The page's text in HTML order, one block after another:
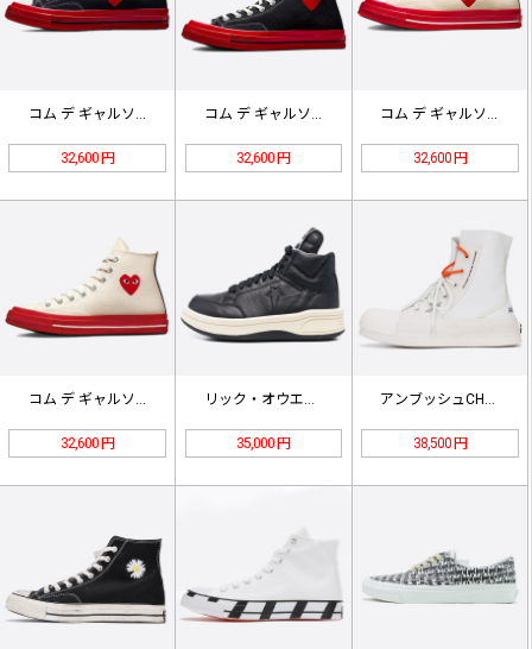
32,600 円 32,600 円 32,600 円
コム デ ギャルソン プレイ × コ…
32,600 円
リック・オウエンス ダークシャドウ …
35,000 円
アンブッシュCHUCK70プロレザー…
38,500 円